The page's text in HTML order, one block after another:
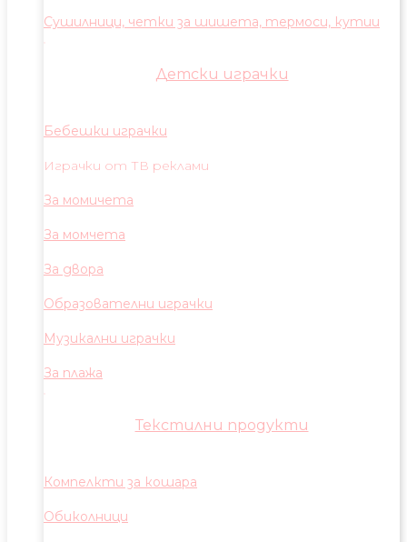
Сушилници, четки за шишета, термоси, кутии
Детски играчки
Бебешки играчки
Играчки от ТВ реклами
За момичета
За момчета
За двора
Образователни играчки
Музикални играчки
За плажа
Текстилни продукти
Компелкти за кошара
Обиколници